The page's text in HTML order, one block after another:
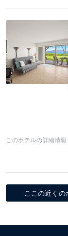
このホテルの詳細情報
ここの近く